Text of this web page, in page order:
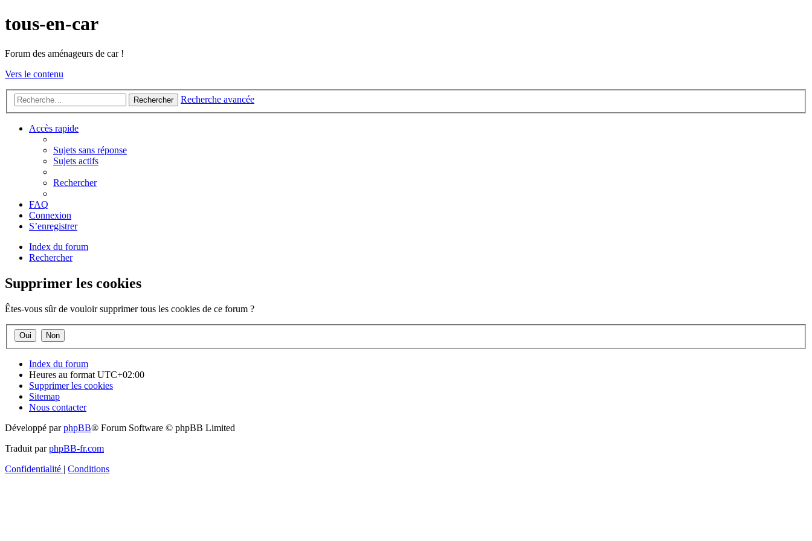
tous-en-car
Forum des aménageurs de car !
Vers le contenu
Rechercher Recherche avancée
Accès rapide
Sujets sans réponse
Sujets actifs
Rechercher
FAQ
Connexion
S’enregistrer
Index du forum
Rechercher
Supprimer les cookies
Êtes-vous sûr de vouloir supprimer tous les cookies de ce forum ?
Index du forum
Heures au format UTC+02:00
Supprimer les cookies
Sitemap
Nous contacter
Développé parphpBB® Forum Software © phpBB Limited
Traduit parphpBB-fr.com
Confidentialité | Conditions